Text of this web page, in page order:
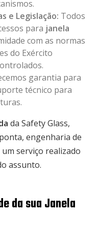
e Legislação: Todos
para janela
com as normas
do Exército
garantia para
técnico para
da Safety Glass,
engenharia de
serviço realizado
assunto.
da sua Janela